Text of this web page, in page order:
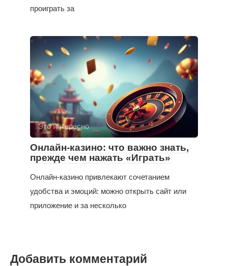
проиграть за
Это интересно
Онлайн-казино: что важно знать,
прежде чем нажать «Играть»
Онлайн-казино привлекают сочетанием
удобства и эмоций: можно открыть сайт или
приложение и за несколько
Добавить комментарий